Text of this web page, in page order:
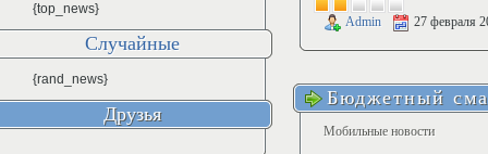
Admin 27 февраля
Бюджетный
Мобильные новости
{top_news}
Случайные
{rand_news}
Друзья